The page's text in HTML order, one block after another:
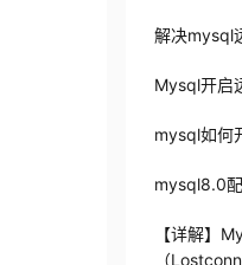
解决mysql
Mysql开启
mysql如何
mysql8.0
【详解】
（